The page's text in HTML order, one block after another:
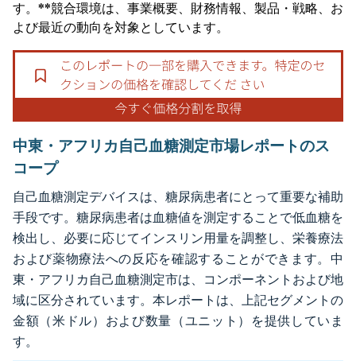
す。**競合環境は、事業概要、財務情報、製品・戦略、お
よび最近の動向を対象としています。
中東・アフリカ自己血糖測定市場レポートのス
コープ
自己血糖測定デバイスは、糖尿病患者にとって重要な補助
手段です。糖尿病患者は血糖値を測定することで低血糖を
検出し、必要に応じてインスリン用量を調整し、栄養療法
および薬物療法への反応を確認することができます。中
東・アフリカ自己血糖測定市は、コンポーネントおよび地
域に区分されています。本レポートは、上記セグメントの
金額（米ドル）および数量（ユニット）を提供していま
す。